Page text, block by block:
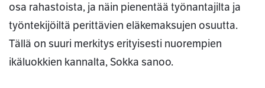
osa rahastoista, ja näin pienentää työnantajilta ja
työntekijöiltä perittävien eläkemaksujen osuutta.
Tällä on suuri merkitys erityisesti nuorempien
ikäluokkien kannalta, Sokka sanoo.